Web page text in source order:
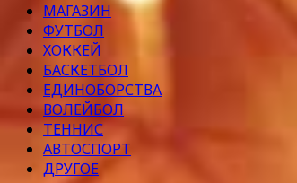
МАГАЗИН
ФУТБОЛ
ХОККЕЙ
БАСКЕТБОЛ
ЕДИНОБОРСТВА
ВОЛЕЙБОЛ
ТЕННИС
АВТОСПОРТ
ДРУГОЕ